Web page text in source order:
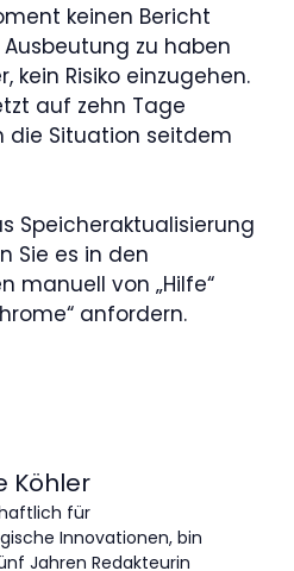
keinen Bericht
zu haben
kein Risiko einzugehen.
auf zehn Tage
die Situation seitdem
Speicheraktualisierung
Sie es in den
manuell von „Hilfe“
anfordern.
Köhler
für
Innovationen, bin
Jahren Redakteurin